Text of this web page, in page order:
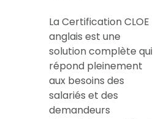
La Certification CLOE
anglais est une
solution complète qui
répond pleinement
aux besoins des
salariés et des
demandeurs